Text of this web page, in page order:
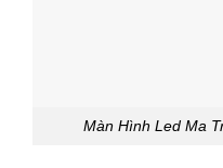
Màn Hình Led Ma